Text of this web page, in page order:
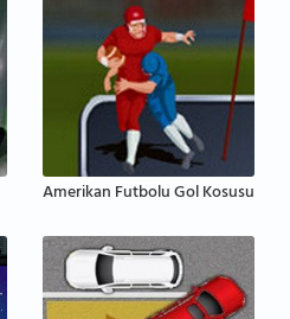
Amerikan Futbolu Gol Kosusu